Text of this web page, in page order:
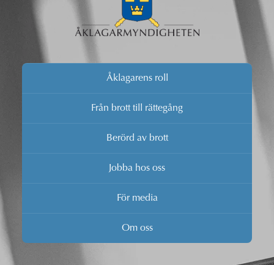
Åklagarens roll
Från brott till rättegång
Berörd av brott
Jobba hos oss
För media
Om oss